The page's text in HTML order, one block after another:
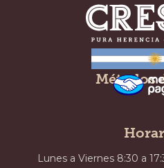
Lunes a Viernes 8:30 a
Métodos